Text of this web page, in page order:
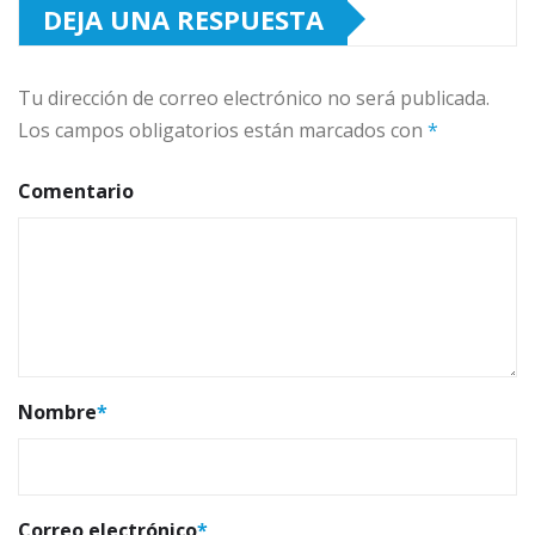
DEJA UNA RESPUESTA
Tu dirección de correo electrónico no será publicada.
Los campos obligatorios están marcados con *
Comentario
Nombre*